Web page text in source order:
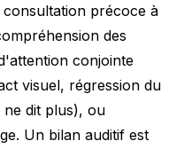
consultation précoce à
des
conjointe
visuel, régression du
ne dit plus), ou
Un bilan auditif est